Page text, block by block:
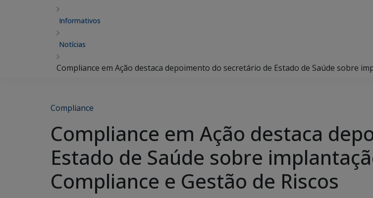
Informativos
Notícias
Compliance em Ação destaca depoimento do secretário de Estado de Saúde sobre
Compliance
Compliance em Ação destaca
Estado de Saúde sobre
Compliance e Gestão de Riscos